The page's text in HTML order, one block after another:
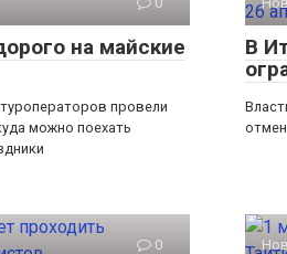
на майские
провели
можно поехать
В
0